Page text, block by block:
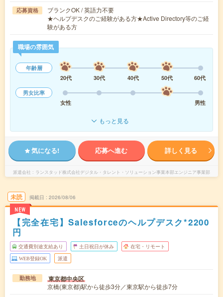
応募資格
ブランクOK / 英語力不要
★ヘルプデスクのご経験がある方★Active Directory等のご経
験がある方
職場の雰囲気
年齢層
20代
30代 40代 50代
60代
男女比率
女性
男性
もっと見る
気になる! 応募へ進む 詳しく見る
派遣会社 ランスタッド株式会社デジタル・タレント・ソリューション事業本部エンジニア事業部
未読
NEW
掲載日 2026/08/06
【完全在宅】Salesforceのヘルプデスク*2200
円
交通費別途支給あり 土日祝日が休み 在宅・リモート
WEB登録OK 派遣
勤務地 東京都中央区
京橋(東京都)駅から徒歩3分／東京駅から徒歩7分